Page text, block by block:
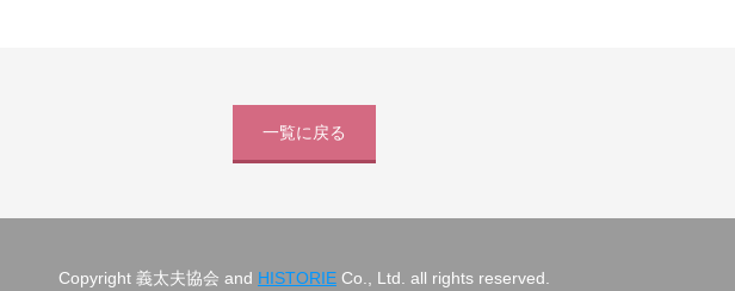
一覧に戻る
Copyright 義太夫協会 and HISTORIE Co., Ltd. all rights reserved.